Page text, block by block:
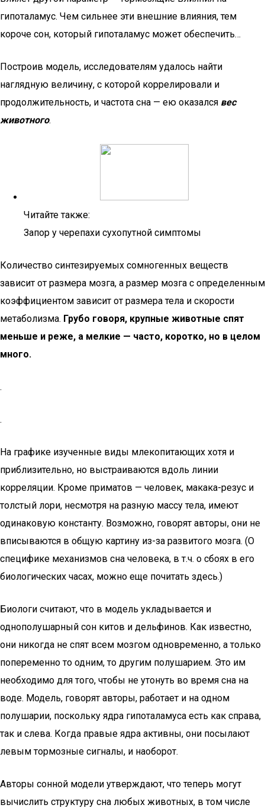
гипоталамус. Чем сильнее эти внешние влияния, тем
короче сон, который гипоталамус может обеспечить…
Построив модель, исследователям удалось найти
наглядную величину, с которой коррелировали и
продолжительность, и частота сна — ею оказался вес
животного.
Читайте также:
Запор у черепахи сухопутной симптомы
Количество синтезируемых сомногенных веществ
зависит от размера мозга, а размер мозга с определенным
коэффициентом зависит от размера тела и скорости
метаболизма. Грубо говоря, крупные животные спят
меньше и реже, а мелкие — часто, коротко, но в целом
много.
.
.
На графике изученные виды млекопитающих хотя и
приблизительно, но выстраиваются вдоль линии
корреляции. Кроме приматов — человек, макака-резус и
толстый лори, несмотря на разную массу тела, имеют
одинаковую константу. Возможно, говорят авторы, они не
вписываются в общую картину из-за развитого мозга. (О
специфике механизмов сна человека, в т.ч. о сбоях в его
биологических часах, можно еще почитать здесь.)
Биологи считают, что в модель укладывается и
однополушарный сон китов и дельфинов. Как известно,
они никогда не спят всем мозгом одновременно, а только
попеременно то одним, то другим полушарием. Это им
необходимо для того, чтобы не утонуть во время сна на
воде. Модель, говорят авторы, работает и на одном
полушарии, поскольку ядра гипоталамуса есть как справа,
так и слева. Когда правые ядра активны, они посылают
левым тормозные сигналы, и наоборот.
Авторы сонной модели утверждают, что теперь могут
вычислить структуру сна любых животных, в том числе